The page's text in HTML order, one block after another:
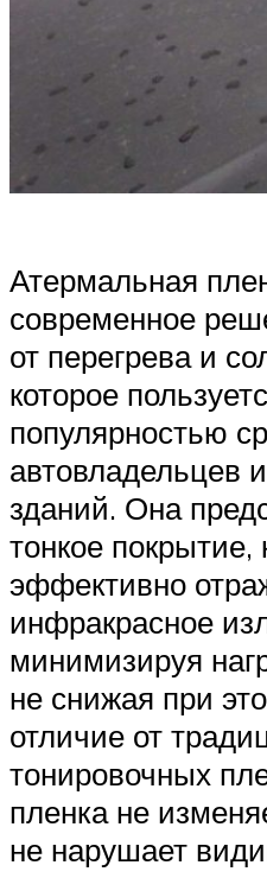
Атермальная
современное
от перегрева и
которое
популярностью
автовладельцев
зданий. Она
тонкое покрытие,
эффективно
инфракрасное
минимизируя
не снижая при
отличие от
тонировочных
пленка не
не нарушает